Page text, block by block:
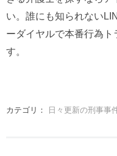
い。誰にも知られない
ーダイヤルで本番行為ト
す。
カテゴリ： 日々更新の刑事事